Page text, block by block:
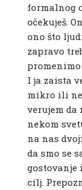
formalnog
očekuješ.
ono što
zapravo
I ja zaista
mikro ili
verujem da
nekom
na nas
da smo se
gostovanje
cilj.